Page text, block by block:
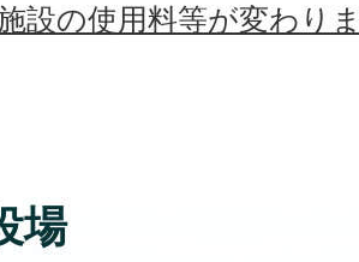
設の使用料等が変わり
場